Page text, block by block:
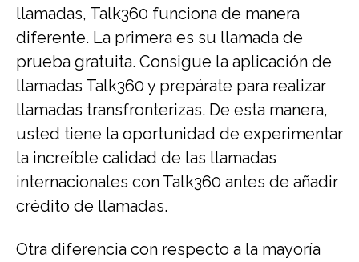
llamadas, Talk360 funciona de manera
diferente. La primera es su llamada de
prueba gratuita. Consigue la aplicación de
llamadas Talk360 y prepárate para realizar
llamadas transfronterizas. De esta manera,
usted tiene la oportunidad de experimentar
la increíble calidad de las llamadas
internacionales con Talk360 antes de añadir
crédito de llamadas.
Otra diferencia con respecto a la mayoría